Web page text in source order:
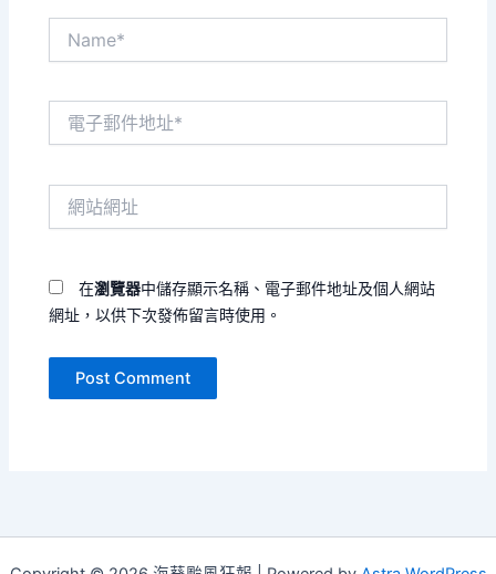
在瀏覽器中儲存顯示名稱、電子郵件地址及個人網站
網址，以供下次發佈留言時使用。